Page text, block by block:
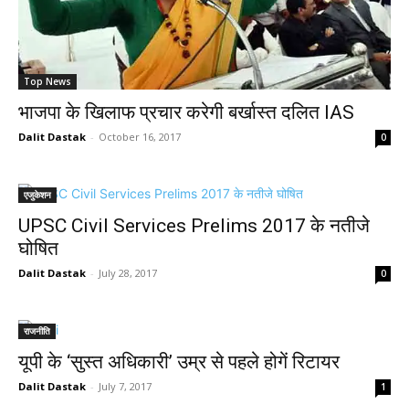
Top News
भाजपा के खिलाफ प्रचार करेगी बर्खास्त दलित IAS
Dalit Dastak - October 16, 2017 0
एजुकेशन
UPSC Civil Services Prelims 2017 के नतीजे
घोषित
Dalit Dastak - July 28, 2017 0
राजनीति
यूपी के ‘सुस्त अधिकारी’ उम्र से पहले होगें रिटायर
Dalit Dastak - July 7, 2017 1